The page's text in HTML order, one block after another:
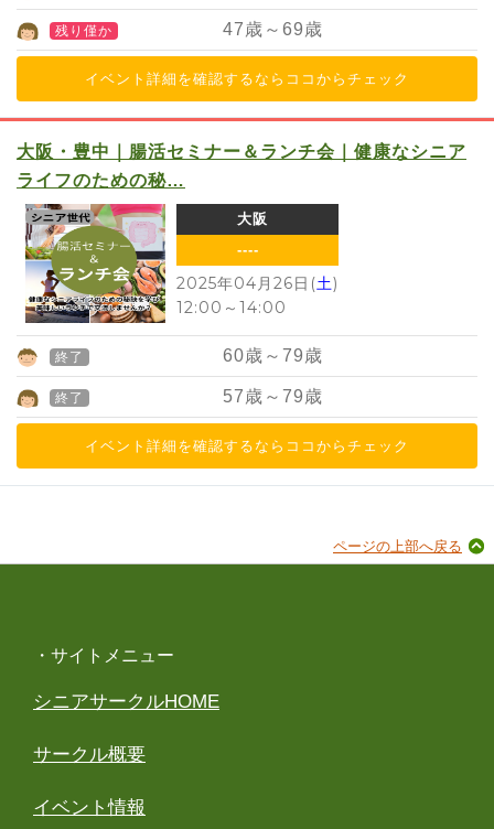
残り僅か 47歳～69歳
イベント詳細を確認するならココからチェック
大阪・豊中｜腸活セミナー＆ランチ会｜健康なシニア
ライフのための秘…
大阪
----
2025年04月26日(土)
12:00 ～ 14:00
終了 60歳～79歳
終了 57歳～79歳
イベント詳細を確認するならココからチェック
ページの上部へ戻る
・サイトメニュー
シニアサークルHOME
サークル概要
イベント情報